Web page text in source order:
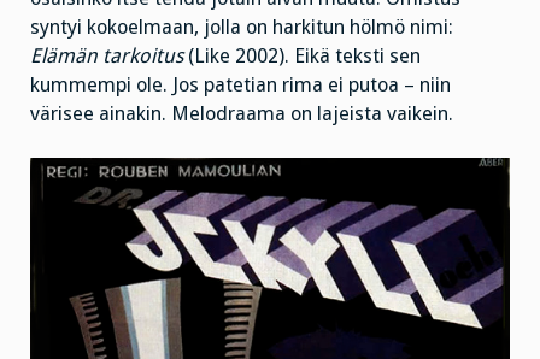
syntyi kokoelmaan, jolla on harkitun hölmö nimi:
Elämän tarkoitus(Like 2002). Eikä teksti sen
kummempi ole. Jos patetian rima ei putoa – niin
värisee ainakin. Melodraama on lajeista vaikein.